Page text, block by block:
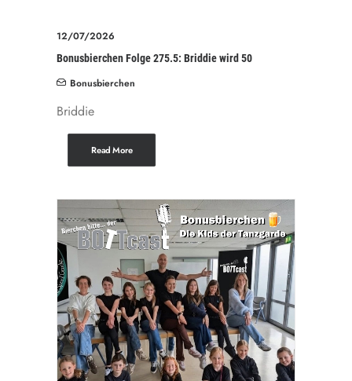
12/07/2026
Bonusbierchen Folge 275.5: Briddie wird 50
Bonusbierchen
Briddie
Read More